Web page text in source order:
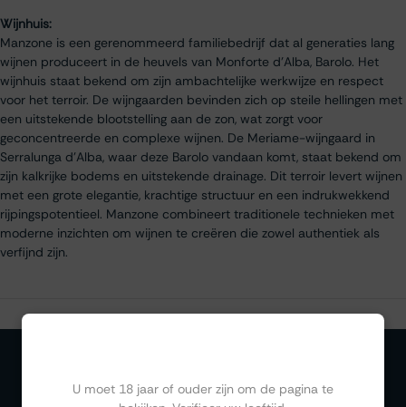
Wijnhuis:
Manzone is een gerenommeerd familiebedrijf dat al generaties lang
wijnen produceert in de heuvels van Monforte d'Alba, Barolo. Het
wijnhuis staat bekend om zijn ambachtelijke werkwijze en respect
voor het terroir. De wijngaarden bevinden zich op steile hellingen met
een uitstekende blootstelling aan de zon, wat zorgt voor
geconcentreerde en complexe wijnen. De Meriame-wijngaard in
Serralunga d’Alba, waar deze Barolo vandaan komt, staat bekend om
zijn kalkrijke bodems en uitstekende drainage. Dit terroir levert wijnen
met een grote elegantie, krachtige structuur en een indrukwekkend
rijpingspotentieel. Manzone combineert traditionele technieken met
moderne inzichten om wijnen te creëren die zowel authentiek als
verfijnd zijn.
U moet 18 jaar of ouder zijn om de pagina te